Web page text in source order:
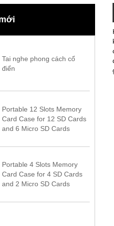
Tai nghe phong cách cổ
điển
Portable 12 Slots Memory
Card Case for 12 SD Cards
and 6 Micro SD Cards
Portable 4 Slots Memory
Card Case for 4 SD Cards
and 2 Micro SD Cards